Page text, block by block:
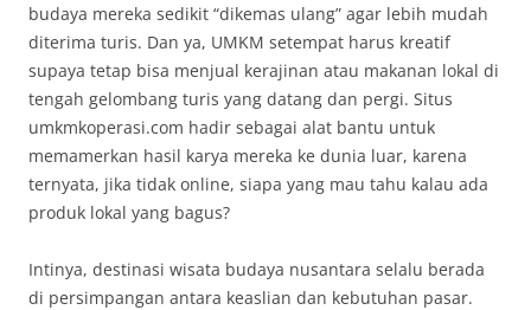
budaya mereka sedikit “dikemas ulang” agar lebih mudah
diterima turis. Dan ya, UMKM setempat harus kreatif
supaya tetap bisa menjual kerajinan atau makanan lokal di
tengah gelombang turis yang datang dan pergi. Situs
umkmkoperasi.com hadir sebagai alat bantu untuk
memamerkan hasil karya mereka ke dunia luar, karena
ternyata, jika tidak online, siapa yang mau tahu kalau ada
produk lokal yang bagus?
Intinya, destinasi wisata budaya nusantara selalu berada
di persimpangan antara keaslian dan kebutuhan pasar.